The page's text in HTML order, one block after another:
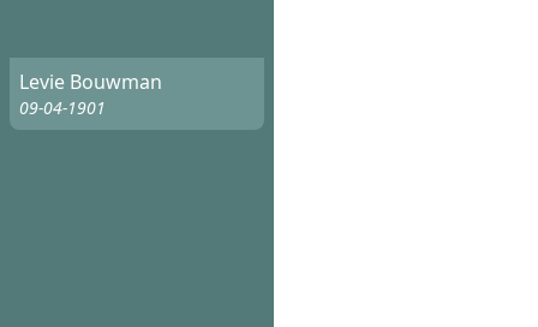
Levie Bouwman
09-04-1901